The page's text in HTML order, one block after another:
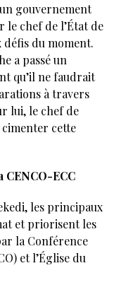
gouvernement
le chef de l’État de
défis du moment.
a passé un
qu’il ne faudrait
à travers
lui, le chef de
cette
CENCO-ECC
les principaux
et priorisent les
la Conférence
et l’Église du